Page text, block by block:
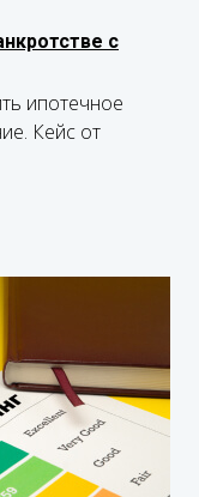
с
ипотечное
Кейс от